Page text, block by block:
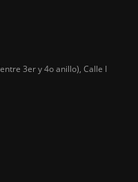
3er y 4o anillo), Calle I